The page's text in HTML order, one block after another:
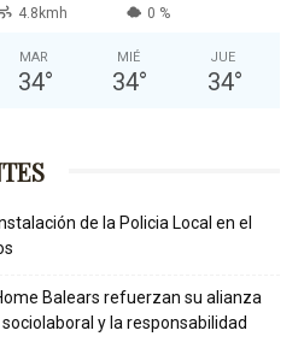
4.8kmh 0 %
MAR
34°
MIÉ
34°
JUE
34°
de la Policia Local en el
Balears refuerzan su alianza
y la responsabilidad